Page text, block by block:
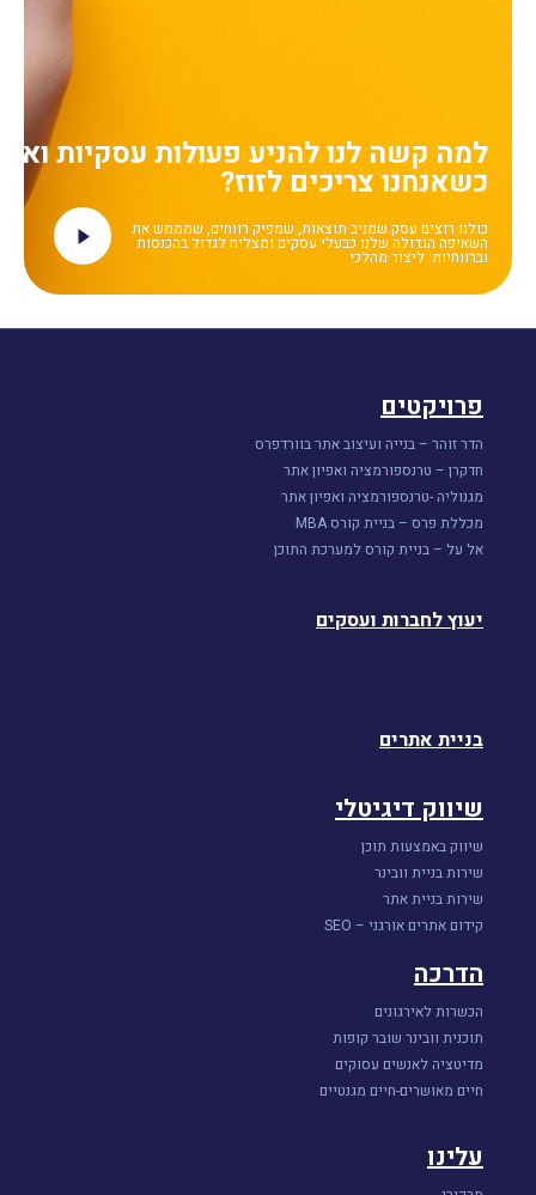
למה קשה לנו להניע פעולות עסקיות
כשאנחנו צריכים לזוז?
כולנו רוצים עסק שמניב תוצאות, שמפיק רווחים, שמממש את
השאיפה הגדולה שלנו כבעלי עסקים ומצליח לגדול בהכנסות
וברווחיות: ליצור מהלכי
פרויקטים
הדר זוהר – בנייה ועיצוב אתר בוורדפרס
חדקרן – טרנספורמציה ואפיון אתר
מגנוליה -טרנספורמציה ואפיון אתר
מכללת פרס – בניית קורס MBA
אל על – בניית קורס למערכת התוכן
יעוץ לחברות ועסקים
בניית אתרים
שיווק דיגיטלי
שיווק באמצעות תוכן
שירות בניית וובינר
שירות בניית אתר
קידום אתרים אורגני – SEO
הדרכה
הכשרות לאירגונים
תוכנית וובינר שובר קופות
מדיטציה לאנשים עסוקים
חיים מאושרים-חיים מגנטיים
עלינו